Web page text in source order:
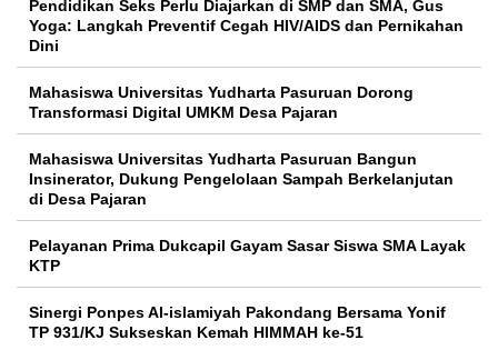
Pendidikan Seks Perlu Diajarkan di SMP dan SMA, Gus
Yoga: Langkah Preventif Cegah HIV/AIDS dan Pernikahan
Dini
Mahasiswa Universitas Yudharta Pasuruan Dorong
Transformasi Digital UMKM Desa Pajaran
Mahasiswa Universitas Yudharta Pasuruan Bangun
Insinerator, Dukung Pengelolaan Sampah Berkelanjutan
di Desa Pajaran
Pelayanan Prima Dukcapil Gayam Sasar Siswa SMA Layak
KTP
Sinergi Ponpes Al-islamiyah Pakondang Bersama Yonif
TP 931/KJ Sukseskan Kemah HIMMAH ke-51